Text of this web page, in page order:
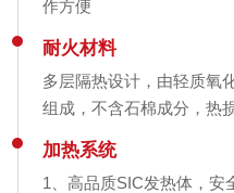
作方便
耐火材料
多层隔热设计，由轻质氧
组成，不含石棉成分，热
加热系统
1、高品质SIC发热体，安